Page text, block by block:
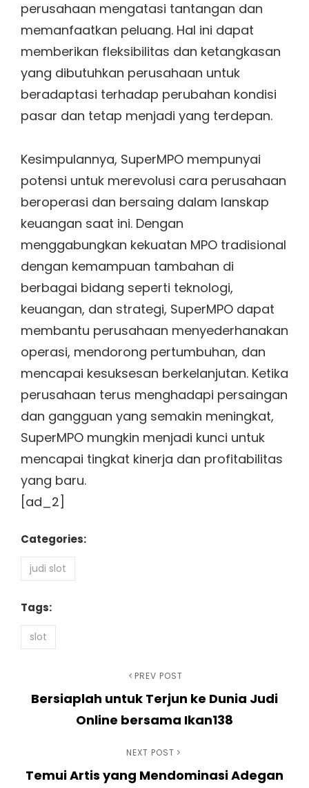
perusahaan mengatasi tantangan dan
memanfaatkan peluang. Hal ini dapat
memberikan fleksibilitas dan ketangkasan
yang dibutuhkan perusahaan untuk
beradaptasi terhadap perubahan kondisi
pasar dan tetap menjadi yang terdepan.
Kesimpulannya, SuperMPO mempunyai
potensi untuk merevolusi cara perusahaan
beroperasi dan bersaing dalam lanskap
keuangan saat ini. Dengan
menggabungkan kekuatan MPO tradisional
dengan kemampuan tambahan di
berbagai bidang seperti teknologi,
keuangan, dan strategi, SuperMPO dapat
membantu perusahaan menyederhanakan
operasi, mendorong pertumbuhan, dan
mencapai kesuksesan berkelanjutan. Ketika
perusahaan terus menghadapi persaingan
dan gangguan yang semakin meningkat,
SuperMPO mungkin menjadi kunci untuk
mencapai tingkat kinerja dan profitabilitas
yang baru.
[ad_2]
Categories:
judi slot
Tags:
slot
navigation
Post
PREV POST
Bersiaplah untuk Terjun ke Dunia Judi
Online bersama Ikan138
Post
NEXT POST
Temui Artis yang Mendominasi Adegan